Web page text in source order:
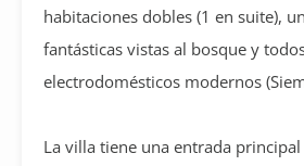
habitaciones dobles (1 en suite),
fantásticas vistas al bosque y
electrodomésticos modernos
La villa tiene una entrada principal